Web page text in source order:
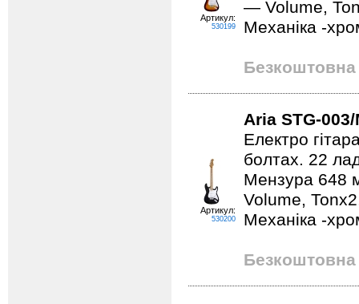
Артикул:
530199
— Volume,
Механіка -
Безкоштовна
Артикул:
530200
Aria STG-
Електро
болтах. 22
Мензура 648
Volume,
Механіка -
Безкоштовна